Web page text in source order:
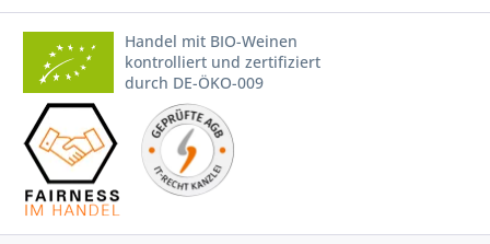
Handel mit BIO-Weinen
kontrolliert und zertifiziert
durch DE-ÖKO-009